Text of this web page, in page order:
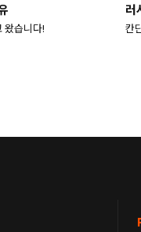
왔습니다!
러
칸